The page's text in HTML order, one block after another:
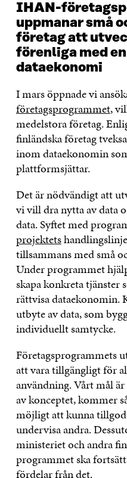
IHAN-
uppmanar små
företag att
förenliga med
dataekonomi
I mars öppnade vi
företagsprogrammet,
medelstora företag.
finländska företag
inom dataekonomin
plattformsjättar.
Det är nödvändigt att
vi vill dra nytta av data
data. Syftet med
projektets
tillsammans med små
Under programmet
skapa konkreta tjänster
rättvisa dataekonomin.
utbyte av data, som
individuellt samtycke.
Företagsprogrammets
att vara tillgängligt för
användning. Vårt mål
av konceptet, kommer
möjligt att kunna
undervisa andra.
ministeriet och andra
programmet ska
fördelar från det.